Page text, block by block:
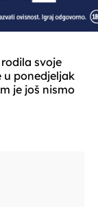
svoje
u ponedjeljak
je još nismo